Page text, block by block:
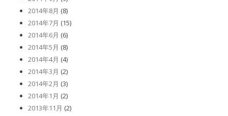
2014年8月 (8)
2014年7月 (15)
2014年6月 (6)
2014年5月 (8)
2014年4月 (4)
2014年3月 (2)
2014年2月 (3)
2014年1月 (2)
2013年11月 (2)